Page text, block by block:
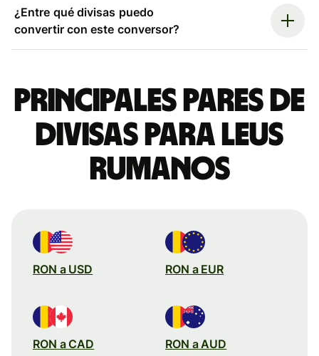
¿Entre qué divisas puedo
convertir con este conversor?
Principales pares de
divisas para leus
rumanos
RON a USD RON a EUR
RON a CAD RON a AUD